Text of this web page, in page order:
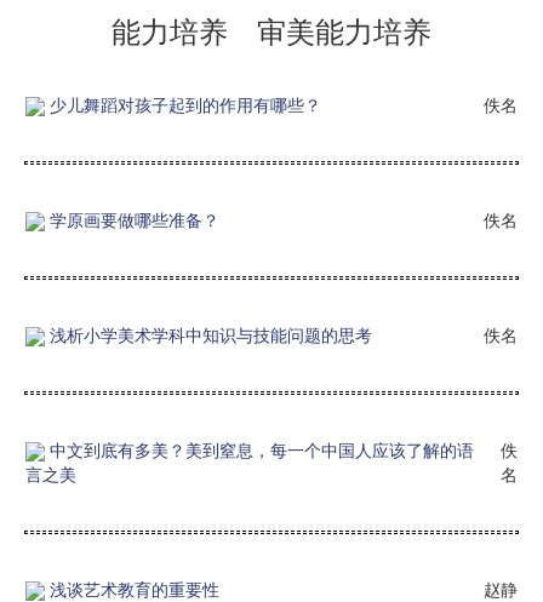
能力培养 审美能力培养
少儿舞蹈对孩子起到的作用有哪些？ 佚名
学原画要做哪些准备？ 佚名
浅析小学美术学科中知识与技能问题的思考 佚名
中文到底有多美？美到窒息，每一个中国人应该了解的语
言之美
佚
名
浅谈艺术教育的重要性 赵静